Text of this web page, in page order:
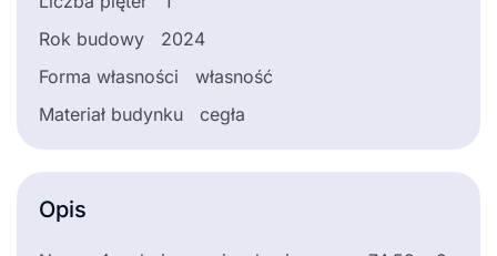
Rok budowy
2024
Forma własności
własność
Materiał budynku
cegła
Opis